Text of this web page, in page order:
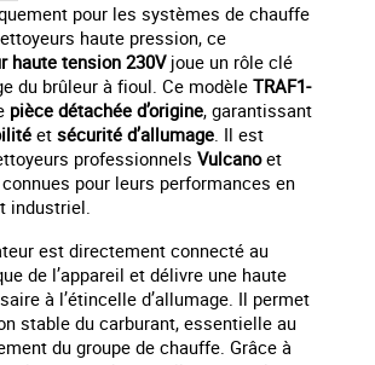
pour les systèmes de chauffe
haute pression, ce
haute tension 230Vjoue un rôle clé
du brûleur à fioul. Ce modèle TRAF1-
pièce détachée d’origine, garantissant
et sécurité d’allumage. Il est
professionnels Vulcanoet
pour leurs performances en
industriel.
est directement connecté au
de l’appareil et délivre une haute
à l’étincelle d’allumage. Il permet
stable du carburant, essentielle au
du groupe de chauffe. Grâce à